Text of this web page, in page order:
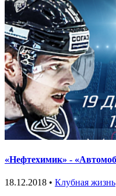
«Нефтехимик» -
18.12.2018 • Клубная жизнь